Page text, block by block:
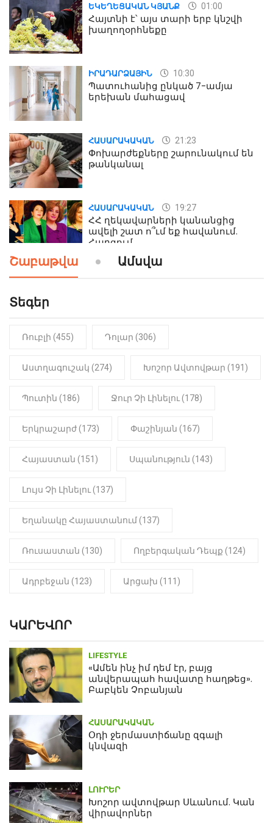
ԵԿԵՂԵՑԱԿԱՆ ԿՅԱՆՔ 01:00
Հայտնի է՝ այս տարի երբ կնշվի
խաղողօրհնեքը
ԻՐԱԴԱՐՁԱՅԻՆ 10:30
Պատուհանից ընկած 7-ամյա
երեխան մահացավ
ՀԱՍԱՐԱԿԱԿԱՆ 21:23
Փոխարժեքները շարունակում են
թանկանալ
ՀԱՍԱՐԱԿԱԿԱՆ 19:27
ՀՀ ղեկավարների կանանցից
ավելի շատ ո՞ւմ եք հավանում.
Հարցում
ԼՈՒՐԵՐ 19:15
կսահմանվի․ Հայտնի է՝ ովքեր են
օգտվելու դրանից
Ինչու է Վիվիեն Բաստաջյանը
նկարահանումների ընթացքում
(Տեսանյութ)
Շաբաթվա Ամսվա
Տեգեր
Ռուբլի (455) Դոլար (306)
Աստղագուշակ (274) Խոշոր Ավտովթար (191)
Պուտին (186) Ջուր Չի Լինելու (178)
Երկրաշարժ (173) Փաշինյան (167)
Հայաստան (151) Սպանություն (143)
Լույս Չի Լինելու (137)
Եղանակը Հայաստանում (137)
Ռուսաստան (130) Ողբերգական Դեպք (124)
Ադրբեջան (123) Արցախ (111)
ԿԱՐԵՎՈՐ
LIFESTYLE
«Ամեն ինչ իմ դեմ էր, բայց
անվերապահ հավատը հաղթեց».
Բաբկեն Չոբանյան
ՀԱՍԱՐԱԿԱԿԱՆ
Օդի ջերմաստիճանը զգալի
կնվազի
ԼՈՒՐԵՐ
Խոշոր ավտովթար Սևանում. Կան
վիրավորներ